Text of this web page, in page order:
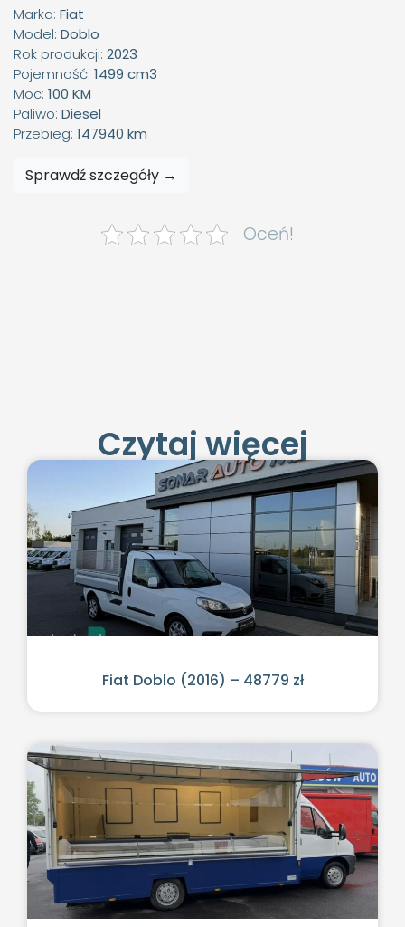
Marka: Fiat
Model: Doblo
Rok produkcji: 2023
Pojemność: 1499 cm3
Moc: 100 KM
Paliwo: Diesel
Przebieg: 147940 km
Sprawdź szczegóły →
Oceń!
Czytaj więcej
Fiat Doblo (2016) – 48779 zł